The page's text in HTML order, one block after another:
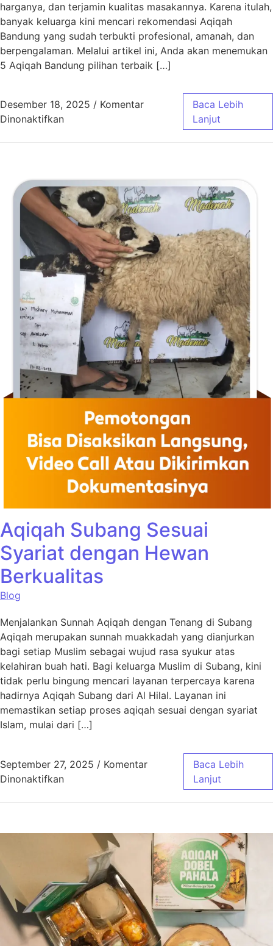
harganya, dan terjamin kualitas masakannya. Karena itulah,
banyak keluarga kini mencari rekomendasi Aqiqah
Bandung yang sudah terbukti profesional, amanah, dan
berpengalaman. Melalui artikel ini, Anda akan menemukan
5 Aqiqah Bandung pilihan terbaik […]
Desember 18, 2025 / Komentar
Dinonaktifkanpada 5 Aqiqah Bandung Pilihan Terbaik
Baca Lebih
Lanjut
Aqiqah Subang Sesuai
Syariat dengan Hewan
Berkualitas
Blog
Menjalankan Sunnah Aqiqah dengan Tenang di Subang
Aqiqah merupakan sunnah muakkadah yang dianjurkan
bagi setiap Muslim sebagai wujud rasa syukur atas
kelahiran buah hati. Bagi keluarga Muslim di Subang, kini
tidak perlu bingung mencari layanan terpercaya karena
hadirnya Aqiqah Subang dari Al Hilal. Layanan ini
memastikan setiap proses aqiqah sesuai dengan syariat
Islam, mulai dari […]
September 27, 2025 / Komentar
Dinonaktifkanpada Aqiqah Subang Sesuai Syariat dengan
Baca Lebih
Lanjut